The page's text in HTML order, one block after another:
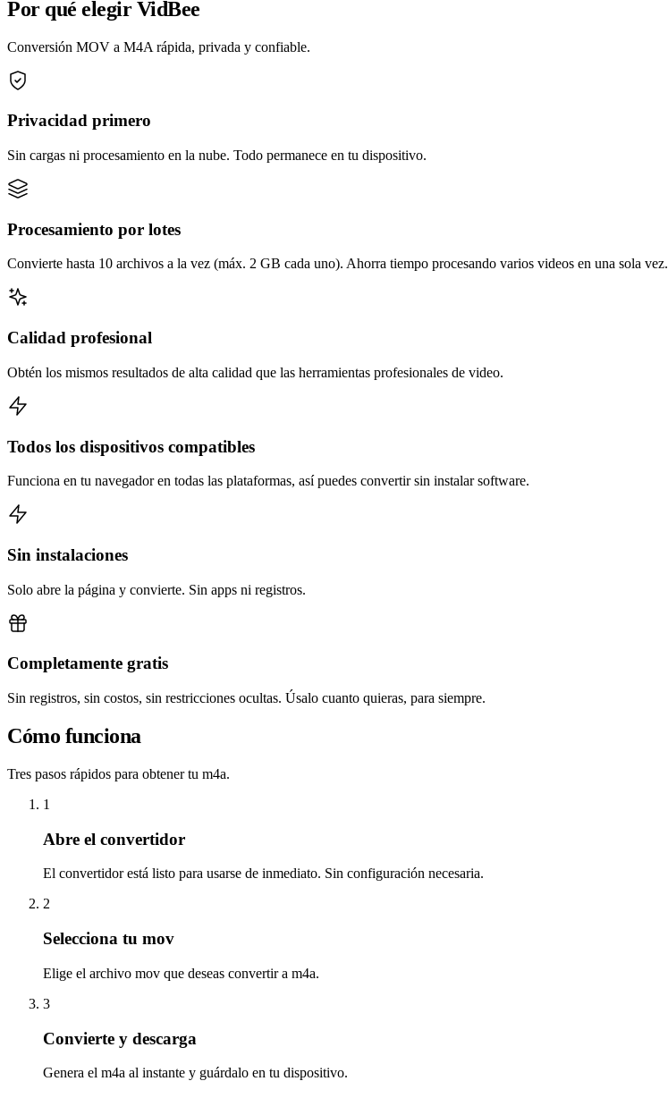
Por qué elegir VidBee
Conversión MOV a M4A rápida, privada y confiable.
Privacidad primero
Sin cargas ni procesamiento en la nube. Todo permanece en tu dispositivo.
Procesamiento por lotes
Convierte hasta 10 archivos a la vez (máx. 2 GB cada uno). Ahorra tiempo procesando varios videos en una sola vez.
Calidad profesional
Obtén los mismos resultados de alta calidad que las herramientas profesionales de video.
Todos los dispositivos compatibles
Funciona en tu navegador en todas las plataformas, así puedes convertir sin instalar software.
Sin instalaciones
Solo abre la página y convierte. Sin apps ni registros.
Completamente gratis
Sin registros, sin costos, sin restricciones ocultas. Úsalo cuanto quieras, para siempre.
Cómo funciona
Tres pasos rápidos para obtener tu m4a.
1
Abre el convertidor
El convertidor está listo para usarse de inmediato. Sin configuración necesaria.
2
Selecciona tu mov
Elige el archivo mov que deseas convertir a m4a.
3
Convierte y descarga
Genera el m4a al instante y guárdalo en tu dispositivo.